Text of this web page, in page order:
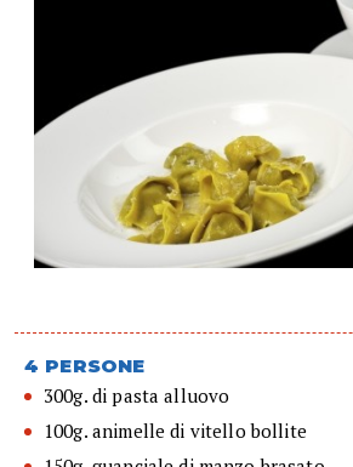
4 PERSONE
300g. di pasta alluovo
100g. animelle di vitello bollite